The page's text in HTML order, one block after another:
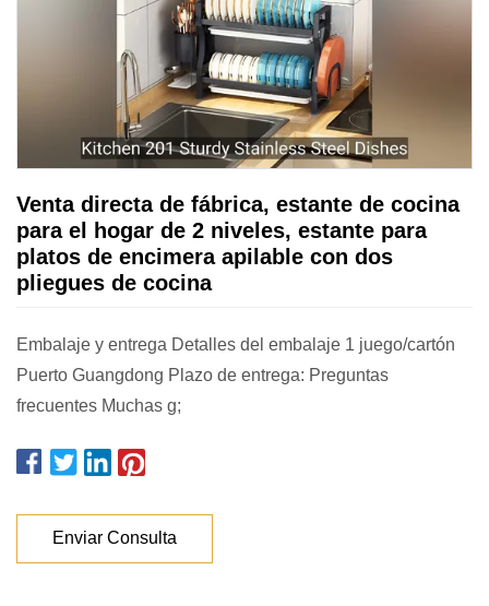
Venta directa de fábrica, estante de cocina
para el hogar de 2 niveles, estante para
platos de encimera apilable con dos
pliegues de cocina
Embalaje y entrega Detalles del embalaje 1 juego/cartón
Puerto Guangdong Plazo de entrega: Preguntas
frecuentes Muchas g;
Enviar Consulta